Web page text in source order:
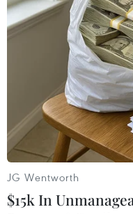
công mạng và tung tin
JG Wentworth
$15k In